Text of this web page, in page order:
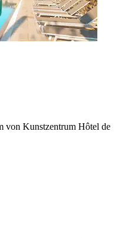
von Kunstzentrum Hôtel de